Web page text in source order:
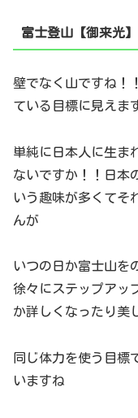
富士登山【御来光】
壁でなく山ですね！
ている目標に見えま
単純に日本人に生ま
ないですか！！日本
いう趣味が多くてそ
んが
いつの日か富士山を
徐々にステップアッ
か詳しくなったり美
同じ体力を使う目標
いますね